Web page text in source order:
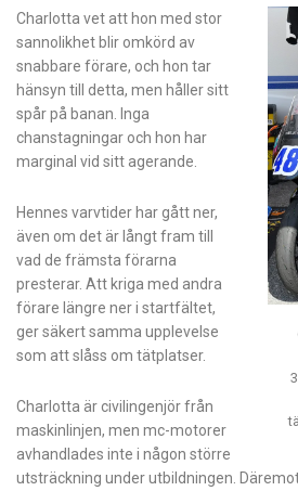
Charlotta vet att hon med stor
sannolikhet blir omkörd av
snabbare förare, och hon tar
hänsyn till detta, men håller sitt
spår på banan. Inga
chanstagningar och hon har
marginal vid sitt agerande.
Hennes varvtider har gått ner,
även om det är långt fram till
vad de främsta förarna
presterar. Att kriga med andra
förare längre ner i startfältet,
ger säkert samma upplevelse
som att slåss om tätplatser.
Charlotta är civilingenjör från
maskinlinjen, men mc-motorer
avhandlades inte i någon större
utsträckning under utbildningen.